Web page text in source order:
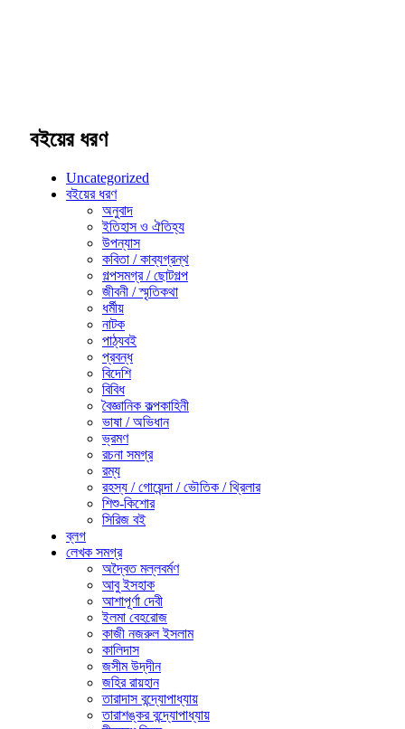
বইয়ের ধরণ
Uncategorized
বইয়ের ধরণ
অনুবাদ
ইতিহাস ও ঐতিহ্য
উপন্যাস
কবিতা / কাব্যগ্রন্থ
গল্পসমগ্র / ছোটগল্প
জীবনী / স্মৃতিকথা
ধর্মীয়
নাটক
পাঠ্যবই
প্রবন্ধ
বিদেশি
বিবিধ
বৈজ্ঞানিক কল্পকাহিনী
ভাষা / অভিধান
ভ্রমণ
রচনা সমগ্র
রম্য
রহস্য / গোয়েন্দা / ভৌতিক / থ্রিলার
শিশু-কিশোর
সিরিজ বই
ব্লগ
লেখক সমগ্র
অদ্বৈত মল্লবর্মণ
আবু ইসহাক
আশাপূর্ণা দেবী
ইলমা বেহরোজ
কাজী নজরুল ইসলাম
কালিদাস
জসীম উদ্‌দীন
জহির রায়হান
তারাদাস বন্দ্যোপাধ্যায়
তারাশঙ্কর বন্দ্যোপাধ্যায়